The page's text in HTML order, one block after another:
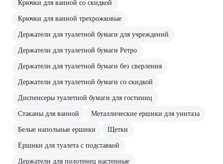
Крючки для ванной со скидкой
Крючки для ванной трехрожковые
Держатели для туалетной бумаги для учреждений
Держатели для туалетной бумаги Ретро
Держатели для туалетной бумаги без сверления
Держатели для туалетной бумаги со скидкой
Диспенсеры туалетной бумаги для гостиниц
Стаканы для ванной Металлические ершики для унитаза
Белые напольные ершики Щетки
Ёршики для туалета с подставкой
Держатели для полотенец настенные